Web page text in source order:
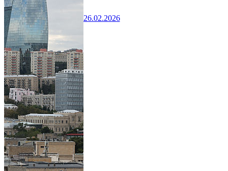
26.02.2026